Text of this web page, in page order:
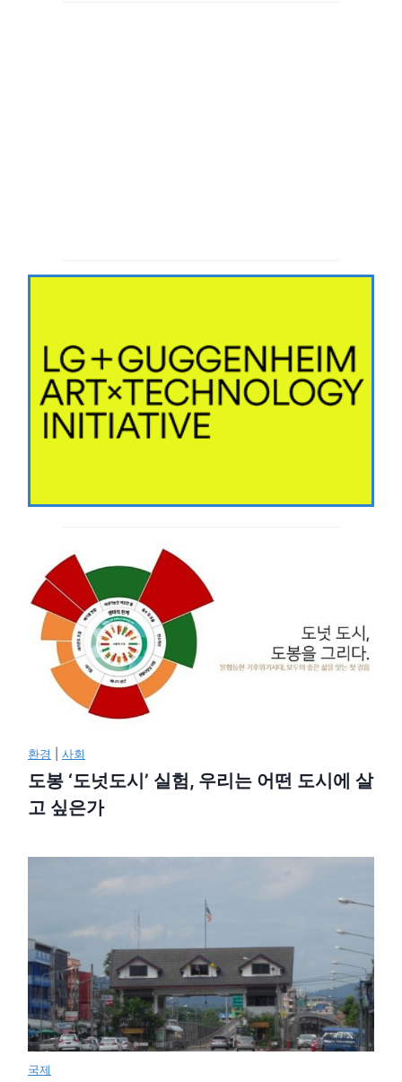
환경 |사회
도봉 ‘도넛도시’ 실험, 우리는 어떤 도시에 살
고 싶은가
국제